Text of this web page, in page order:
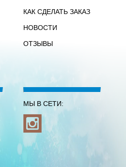
КАК СДЕЛАТЬ ЗАКАЗ
НОВОСТИ
ОТЗЫВЫ
МЫ В СЕТИ: